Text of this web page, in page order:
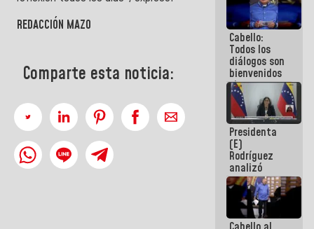
REDACCIÓN MAZO
Comparte esta noticia:
acuerdan
primer
encuentro
presencial
para el
diálogo
Cabello:
Todos los
diálogos son
bienvenidos
siempre que
estén en el
marco de la
Constitución
de la
República
Presidenta
(E)
Rodríguez
analizó
junto a
gobernadores
planes de
recuperación